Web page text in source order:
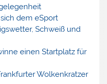
dem eSport
Schweiß und
einen Startplatz für
Wolkenkratzer